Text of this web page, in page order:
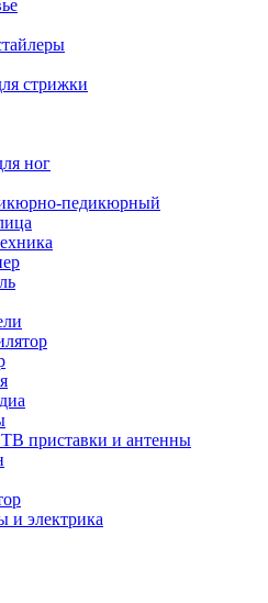
стрижки
ног
педикюрный
приставки и антенны
электрика